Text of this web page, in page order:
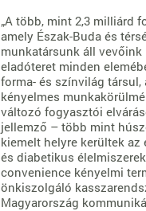
„A több, mint 2,3 milliárd
amely Észak-Buda és
munkatársunk áll
eladóteret minden
forma- és színvilág
kényelmes
változó fogyasztói
jellemző – több mint
kiemelt helyre kerültek
és diabetikus
convenience kényelmi
önkiszolgáló
Magyarország